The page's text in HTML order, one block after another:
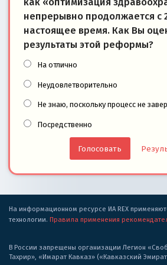
непрерывно продолжается с
настоящее время. Как Вы
результаты этой реформы?
На отлично
Неудовлетворительно
Не знаю, поскольку процесс не
Посредственно
На информационном ресурсе ИА REX
технологии. Правила применения
В России запрещены организации Легион
Тахрир», «Имарат Кавказ» («Кавказский